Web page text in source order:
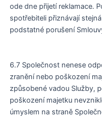
ode dne přijetí reklamace.
spotřebiteli přiznávají
podstatné porušení
6.7 Společnost nenese
zranění nebo poškození
způsobené vadou Služby,
poškození majetku
úmyslem na straně